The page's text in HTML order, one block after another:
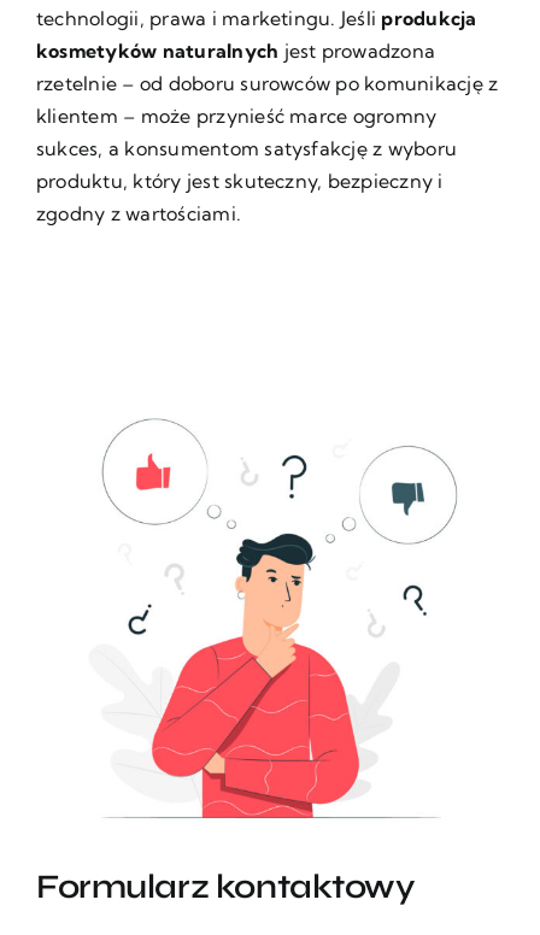
technologii, prawa i marketingu. Jeśli produkcja
kosmetyków naturalnych jest prowadzona
rzetelnie – od doboru surowców po komunikację z
klientem – może przynieść marce ogromny
sukces, a konsumentom satysfakcję z wyboru
produktu, który jest skuteczny, bezpieczny i
zgodny z wartościami.
Formularz kontaktowy